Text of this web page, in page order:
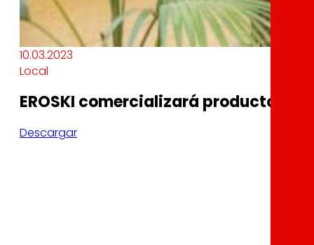
10.03.2023
Local
EROSKI comercializará productos
Descargar